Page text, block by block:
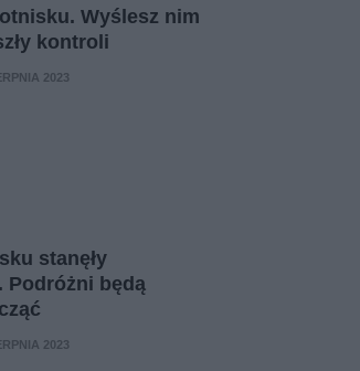
Wyślesz nim
kontroli
2023
stanęły
Podróżni będą
2023